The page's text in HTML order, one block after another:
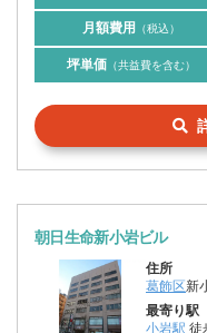
月額費用 （税込）
坪単価 （共益費を含む）
朝日生命新小岩ビル
住所
葛飾区新
最寄り駅
小岩駅 徒